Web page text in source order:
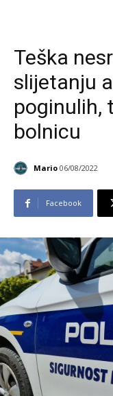
Teška
slijetanju
poginulih,
bolnicu
Mario 06/08/2022
Facebook